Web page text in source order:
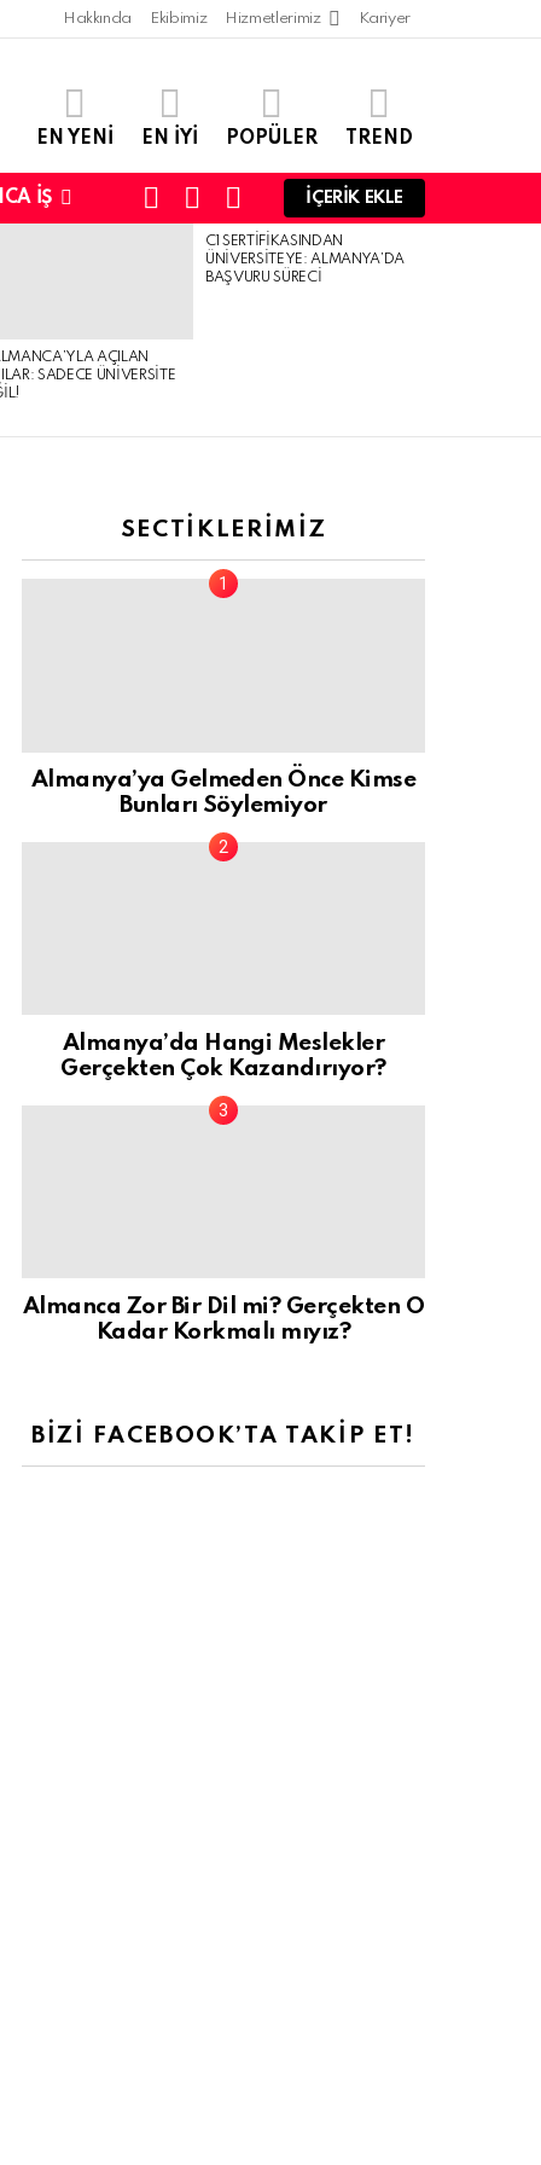
Hakkında Ekibimiz Hizmetlerimiz Kariyer
EN YENI EN IYI POPÜLER TREND
İŞ
SWITCHSEARCHLOGIN
İÇERIK EKLE
AÇILAN
SADECE ÜNIVERSITE
C1 SERTIFIKASINDAN
ÜNIVERSITEYE: ALMANYA’DA
BAŞVURU SÜRECI
SECTIKLERIMIZ
Almanya’ya Gelmeden Önce Kimse
Bunları Söylemiyor
Almanya’da Hangi Meslekler
Gerçekten Çok Kazandırıyor?
Almanca Zor Bir Dil mi? Gerçekten O
Kadar Korkmalı mıyız?
BIZI FACEBOOK’TA TAKIP ET!